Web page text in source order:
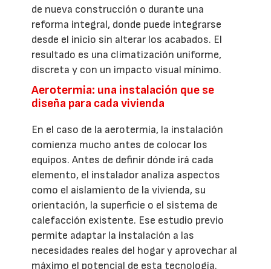
de nueva construcción o durante una
reforma integral, donde puede integrarse
desde el inicio sin alterar los acabados. El
resultado es una climatización uniforme,
discreta y con un impacto visual mínimo.
Aerotermia: una instalación que se
diseña para cada vivienda
En el caso de la aerotermia, la instalación
comienza mucho antes de colocar los
equipos. Antes de definir dónde irá cada
elemento, el instalador analiza aspectos
como el aislamiento de la vivienda, su
orientación, la superficie o el sistema de
calefacción existente. Ese estudio previo
permite adaptar la instalación a las
necesidades reales del hogar y aprovechar al
máximo el potencial de esta tecnología.